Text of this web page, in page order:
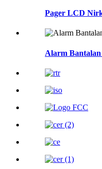
Pager LCD
Alarm